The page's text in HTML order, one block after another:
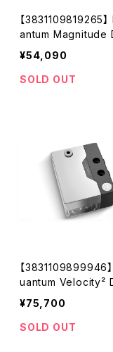
【3831109819265】
antum Magnitude
- AM5 Nickel +
¥54,090
SOLD OUT
【3831109899946
uantum Velocity²
4.2 PWM D-RGB -
Nickel + Plexi
¥75,700
SOLD OUT